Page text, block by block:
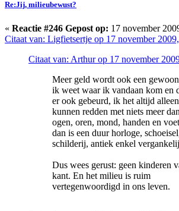
Re:Jij, milieubewust?
« Reactie #246 Gepost op: 17 november
Citaat van: Ligfietsertje op 17 november
Citaat van: Arthur op 17 november
Meer geld wordt ook een
ik weet waar ik vandaan kom en
er ook gebeurd, ik het altijd
kunnen redden met niets meer
ogen, oren, mond, handen en
dan is een duur horloge,
schilderij, antiek enkel
Dus wees gerust: geen kinderen
kant. En het milieu is ruim
vertegenwoordigd in ons leven.